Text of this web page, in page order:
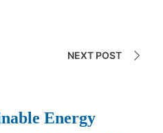
NEXT POST
Energy